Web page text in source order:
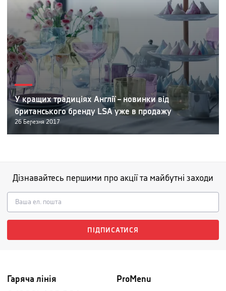
У кращих традиціях Англії – новинки від
британського бренду LSA уже в продажу
26 Березня 2017
Дізнавайтесь першими про акції та майбутні заходи
ПІДПИСАТИСЯ
Гаряча лінія ProMenu